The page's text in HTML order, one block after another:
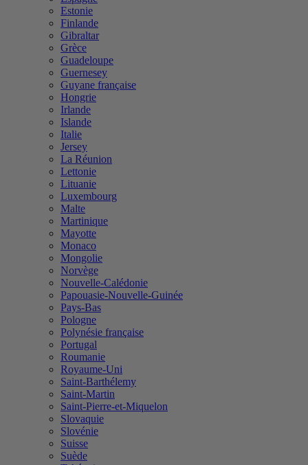
Estonie
Finlande
Gibraltar
Grèce
Guadeloupe
Guernesey
Guyane française
Hongrie
Irlande
Islande
Italie
Jersey
La Réunion
Lettonie
Lituanie
Luxembourg
Malte
Martinique
Mayotte
Monaco
Mongolie
Norvège
Nouvelle-Calédonie
Papouasie-Nouvelle-Guinée
Pays-Bas
Pologne
Polynésie française
Portugal
Roumanie
Royaume-Uni
Saint-Barthélemy
Saint-Martin
Saint-Pierre-et-Miquelon
Slovaquie
Slovénie
Suisse
Suède